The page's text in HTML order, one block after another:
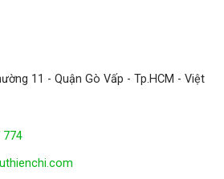
30-010-000
7
25-111-000
11 - Quận Gò Vấp - Tp.HCM - Việt
774